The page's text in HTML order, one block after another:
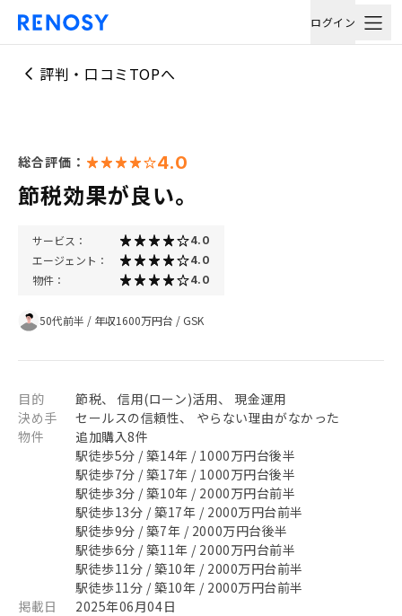
ログイン
評判・口コミTOPへ
総合評価： 4.0
節税効果が良い。
サービス： 4.0
エージェント： 4.0
物件： 4.0
50代前半 / 年収1600万円台 / GSK
目的
節税、 信用(ローン)活用、 現金運用
決め手
セールスの信頼性、 やらない理由がなかった
物件
追加購入8件
駅徒歩5分 / 築14年 / 1000万円台後半
駅徒歩7分 / 築17年 / 1000万円台後半
駅徒歩3分 / 築10年 / 2000万円台前半
駅徒歩13分 / 築17年 / 2000万円台前半
駅徒歩9分 / 築7年 / 2000万円台後半
駅徒歩6分 / 築11年 / 2000万円台前半
駅徒歩11分 / 築10年 / 2000万円台前半
駅徒歩11分 / 築10年 / 2000万円台前半
掲載日
2025年06月04日